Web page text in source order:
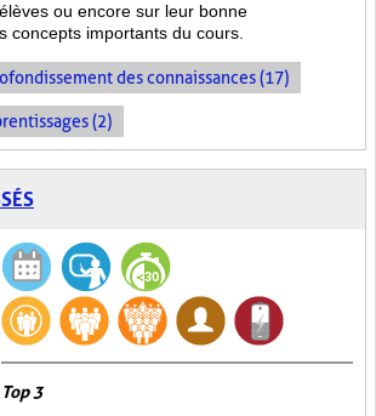
ou encore sur leur bonne
concepts importants du cours.
des connaissances (17)
(2)
Top 3